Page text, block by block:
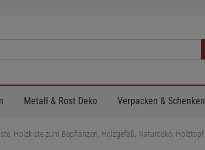
Metall & Rost Deko Verpacken & Schenken
Holzkiste zum Bepflanzen, Holzgefäß, Naturdeko, Holztopf